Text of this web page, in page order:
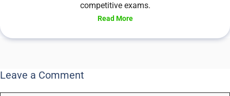
competitive exams.
Read More
Leave a Comment